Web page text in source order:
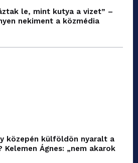
le, mint kutya a vizet” –
nekiment a közmédia
közepén külföldön nyaralt a
Ágnes: „nem akarok